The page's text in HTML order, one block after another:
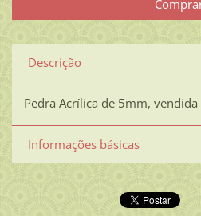
Descrição
Pedra Acrílica de 5mm,
Informações básicas